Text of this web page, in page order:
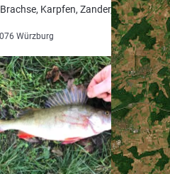
Karpfen, Zander, Flussbarsch,
Würzburg